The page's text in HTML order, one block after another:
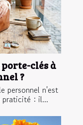
clés à
?
personnel n'est
praticité : il...